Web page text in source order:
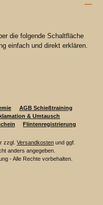
die folgende Schaltfläche
einfach und direkt erklären.
AGB Schießtraining
& Umtausch
Flintenregistrierung
zzgl. Versandkosten und ggf.
anders angegeben.
- Alle Rechte vorbehalten.